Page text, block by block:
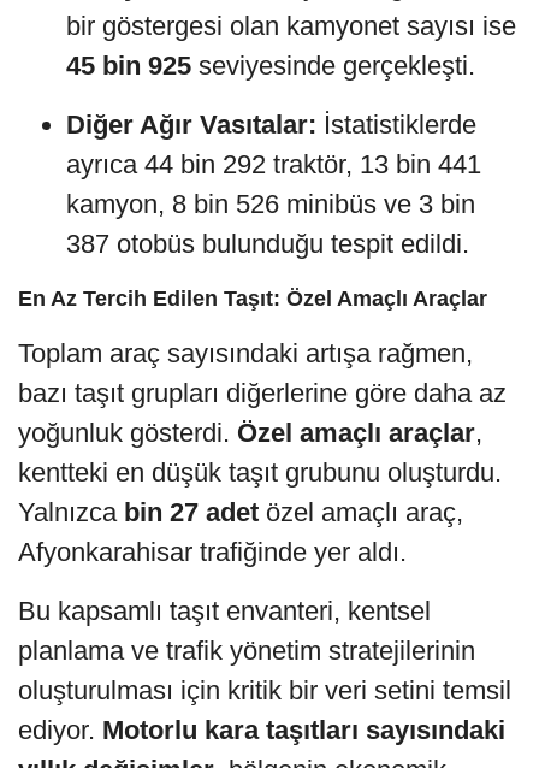
bir göstergesi olan kamyonet sayısı ise
45 bin 925 seviyesinde gerçekleşti.
Diğer Ağır Vasıtalar: İstatistiklerde
ayrıca 44 bin 292 traktör, 13 bin 441
kamyon, 8 bin 526 minibüs ve 3 bin
387 otobüs bulunduğu tespit edildi.
En Az Tercih Edilen Taşıt: Özel Amaçlı Araçlar
Toplam araç sayısındaki artışa rağmen,
bazı taşıt grupları diğerlerine göre daha az
yoğunluk gösterdi. Özel amaçlı araçlar,
kentteki en düşük taşıt grubunu oluşturdu.
Yalnızca bin 27 adet özel amaçlı araç,
Afyonkarahisar trafiğinde yer aldı.
Bu kapsamlı taşıt envanteri, kentsel
planlama ve trafik yönetim stratejilerinin
oluşturulması için kritik bir veri setini temsil
ediyor. Motorlu kara taşıtları sayısındaki